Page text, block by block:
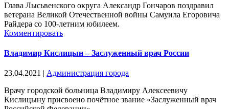
Глава Лысьвенского округа Александр Гончаров поздравил
ветерана Великой Отечественной войны Самуила Егоровича
Райдера со 100-летним юбилеем.
Комментировать
Владимир Кислицын – Заслуженный врач России
23.04.2021 | Администрация города
Врачу городской больница Владимиру Алексеевичу
Кислицыну присвоено почётное звание «Заслуженный врач